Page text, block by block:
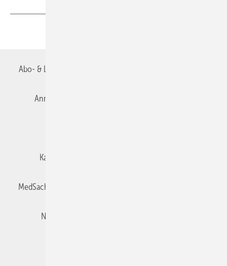
Abo- & Leserservice
Anmelden
Karriere bei Gentner
MedSach abonnieren
Newsletter